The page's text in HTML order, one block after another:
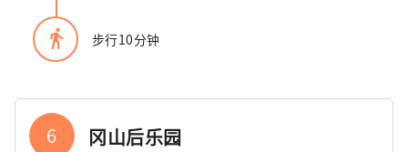
directions_walk 步行10分钟
6 冈山后乐园